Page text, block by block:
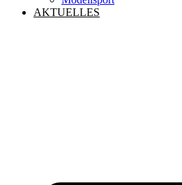
AKTUELLES